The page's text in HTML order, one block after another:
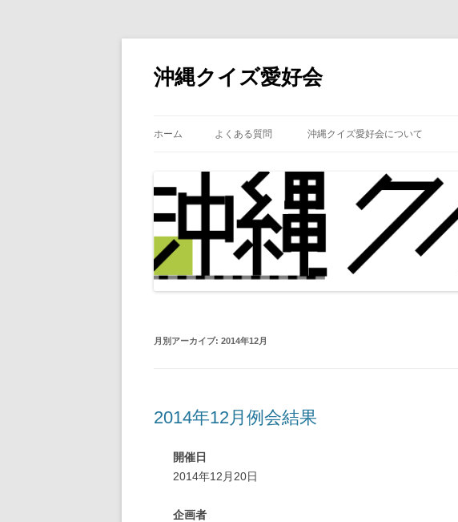
沖縄クイズ愛好会
ホーム よくある質問 沖縄クイズ愛好会について
月別アーカイブ: 2014年12月
2014年12月例会結果
開催日
2014年12月20日
企画者